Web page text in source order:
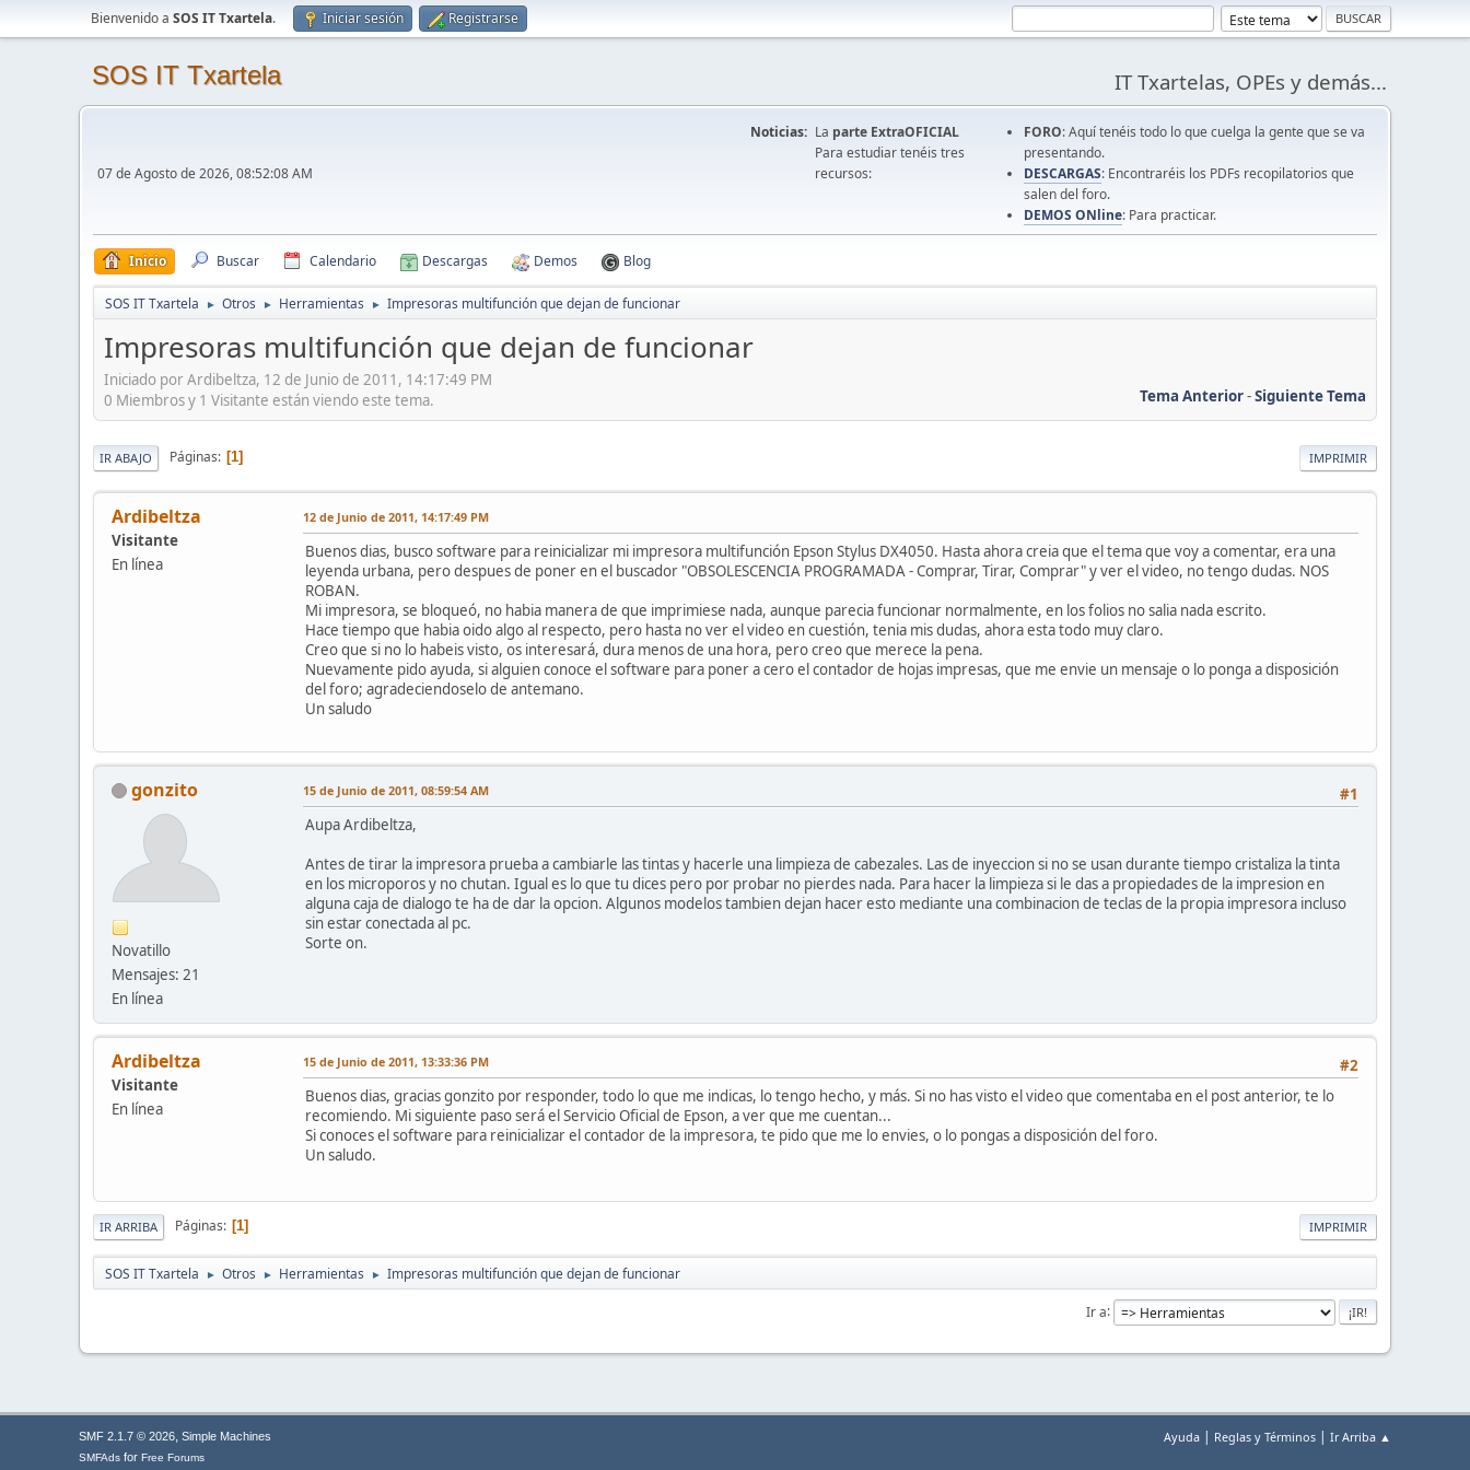
Bienvenido a SOS IT Txartela. Iniciar sesión Registrarse
SOS IT Txartela IT Txartelas, OPEs y demás...
07 de Agosto de 2026, 08:52:08 AM
Noticias: La parte ExtraOFICIAL
Para estudiar tenéis tres
recursos:
FORO: Aquí tenéis todo lo que cuelga la gente que se va
presentando.
DESCARGAS: Encontraréis los PDFs recopilatorios que
salen del foro.
DEMOS ONline: Para practicar.
Inicio Buscar Calendario Descargas Demos Blog
SOS IT Txartela ► Otros ► Herramientas ► Impresoras multifunción que dejan de funcionar
Impresoras multifunción que dejan de funcionar
Iniciado por Ardibeltza, 12 de Junio de 2011, 14:17:49 PM
Tema Anterior-Siguiente Tema
0 Miembros y 1 Visitante están viendo este tema.
IMPRIMIR
IR ABAJO Páginas 1
Ardibeltza
Visitante
En línea
12 de Junio de 2011, 14:17:49 PM
Buenos dias, busco software para reinicializar mi impresora multifunción Epson Stylus DX4050. Hasta ahora creia que el tema que voy a comentar, era una
leyenda urbana, pero despues de poner en el buscador "OBSOLESCENCIA PROGRAMADA - Comprar, Tirar, Comprar" y ver el video, no tengo dudas. NOS
ROBAN.
Mi impresora, se bloqueó, no habia manera de que imprimiese nada, aunque parecia funcionar normalmente, en los folios no salia nada escrito.
Hace tiempo que habia oido algo al respecto, pero hasta no ver el video en cuestión, tenia mis dudas, ahora esta todo muy claro.
Creo que si no lo habeis visto, os interesará, dura menos de una hora, pero creo que merece la pena.
Nuevamente pido ayuda, si alguien conoce el software para poner a cero el contador de hojas impresas, que me envie un mensaje o lo ponga a disposición
del foro; agradeciendoselo de antemano.
Un saludo
gonzito
Novatillo
Mensajes: 21
En línea
#1
15 de Junio de 2011, 08:59:54 AM
Aupa Ardibeltza,
Antes de tirar la impresora prueba a cambiarle las tintas y hacerle una limpieza de cabezales. Las de inyeccion si no se usan durante tiempo cristaliza la tinta
en los microporos y no chutan. Igual es lo que tu dices pero por probar no pierdes nada. Para hacer la limpieza si le das a propiedades de la impresion en
alguna caja de dialogo te ha de dar la opcion. Algunos modelos tambien dejan hacer esto mediante una combinacion de teclas de la propia impresora incluso
sin estar conectada al pc.
Sorte on.
Ardibeltza
Visitante
En línea
#2
15 de Junio de 2011, 13:33:36 PM
Buenos dias, gracias gonzito por responder, todo lo que me indicas, lo tengo hecho, y más. Si no has visto el video que comentaba en el post anterior, te lo
recomiendo. Mi siguiente paso será el Servicio Oficial de Epson, a ver que me cuentan...
Si conoces el software para reinicializar el contador de la impresora, te pido que me lo envies, o lo pongas a disposición del foro.
Un saludo.
IMPRIMIR
IR ARRIBA Páginas 1
SOS IT Txartela ► Otros ► Herramientas ► Impresoras multifunción que dejan de funcionar
Ir a
Ayuda | Reglas y Términos | Ir Arriba ▲
SMF 2.1.7 © 2026, Simple Machines
SMFAds for Free Forums